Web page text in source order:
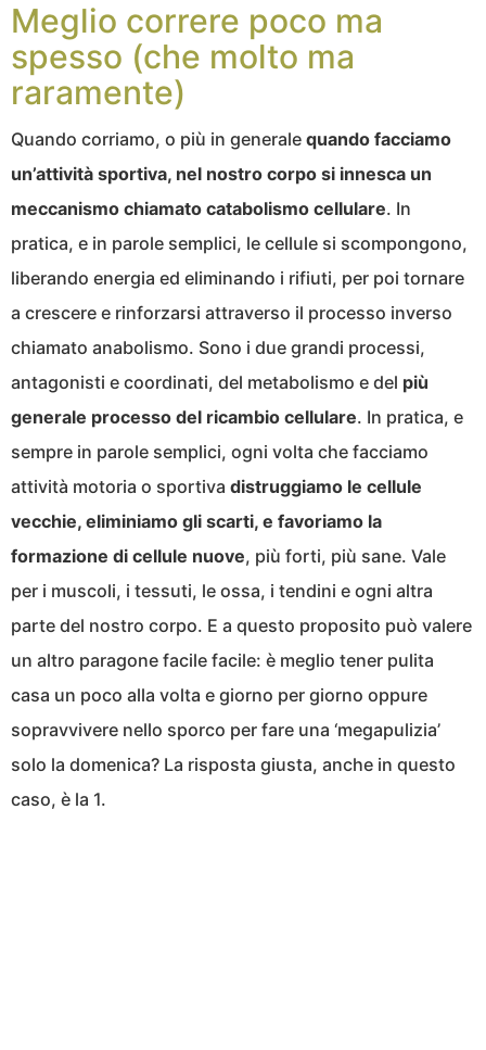
Meglio correre poco ma
spesso (che molto ma
raramente)
Quando corriamo, o più in generale quando facciamo
un’attività sportiva, nel nostro corpo si innesca un
meccanismo chiamato catabolismo cellulare. In
pratica, e in parole semplici, le cellule si scompongono,
liberando energia ed eliminando i rifiuti, per poi tornare
a crescere e rinforzarsi attraverso il processo inverso
chiamato anabolismo. Sono i due grandi processi,
antagonisti e coordinati, del metabolismo e del più
generale processo del ricambio cellulare. In pratica, e
sempre in parole semplici, ogni volta che facciamo
attività motoria o sportiva distruggiamo le cellule
vecchie, eliminiamo gli scarti, e favoriamo la
formazione di cellule nuove, più forti, più sane. Vale
per i muscoli, i tessuti, le ossa, i tendini e ogni altra
parte del nostro corpo. E a questo proposito può valere
un altro paragone facile facile: è meglio tener pulita
casa un poco alla volta e giorno per giorno oppure
sopravvivere nello sporco per fare una ‘megapulizia’
solo la domenica? La risposta giusta, anche in questo
caso, è la 1.